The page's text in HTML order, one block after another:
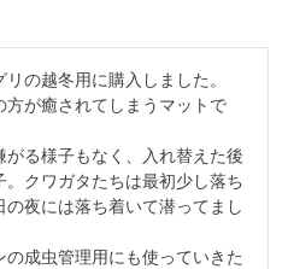
の越冬用に購入しました。
が癒されてしまうマットで
る様子もなく、入れ替えた後
クワガタたちは最初少し落ち
夜には落ち着いて潜ってまし
成虫管理用にも使っていきた